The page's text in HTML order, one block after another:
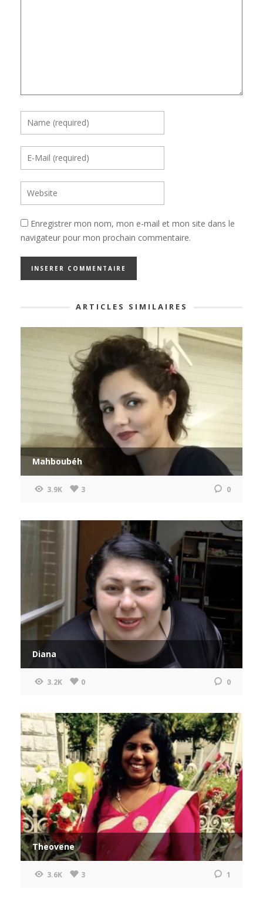
Enregistrer mon nom, mon e-mail et mon site dans le
navigateur pour mon prochain commentaire.
ARTICLES SIMILAIRES
Mahboubéh
3.9K 3 0
Diana
3.2K 0 0
Theovene
3.6K 3 1